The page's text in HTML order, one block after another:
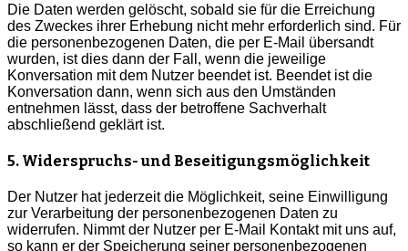
Die Daten werden gelöscht, sobald sie für die Erreichung
des Zweckes ihrer Erhebung nicht mehr erforderlich sind. Für
die personenbezogenen Daten, die per E-Mail übersandt
wurden, ist dies dann der Fall, wenn die jeweilige
Konversation mit dem Nutzer beendet ist. Beendet ist die
Konversation dann, wenn sich aus den Umständen
entnehmen lässt, dass der betroffene Sachverhalt
abschließend geklärt ist.
5. Widerspruchs- und Beseitigungsmöglichkeit
Der Nutzer hat jederzeit die Möglichkeit, seine Einwilligung
zur Verarbeitung der personenbezogenen Daten zu
widerrufen. Nimmt der Nutzer per E-Mail Kontakt mit uns auf,
so kann er der Speicherung seiner personenbezogenen